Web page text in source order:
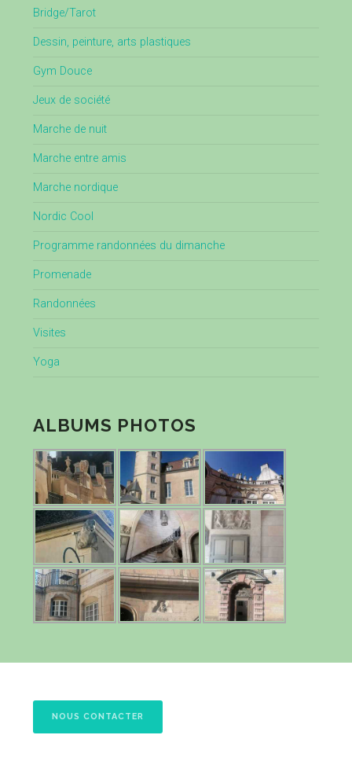
Bridge/Tarot
Dessin, peinture, arts plastiques
Gym Douce
Jeux de société
Marche de nuit
Marche entre amis
Marche nordique
Nordic Cool
Programme randonnées du dimanche
Promenade
Randonnées
Visites
Yoga
ALBUMS PHOTOS
NOUS CONTACTER